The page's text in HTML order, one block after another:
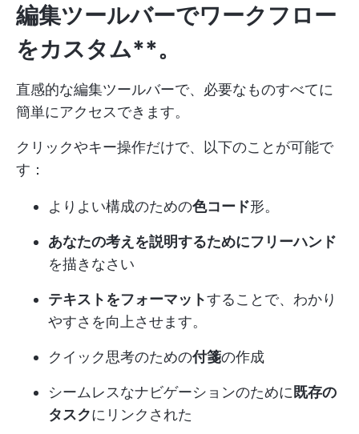
編集ツールバーでワークフロー
をカスタム**。
直感的な編集ツールバーで、必要なものすべてに
簡単にアクセスできます。
クリックやキー操作だけで、以下のことが可能で
す：
よりよい構成のための色コード形。
あなたの考えを説明するためにフリーハンド
を描きなさい
テキストをフォーマットすることで、わかり
やすさを向上させます。
クイック思考のための付箋の作成
シームレスなナビゲーションのために既存の
タスクにリンクされた